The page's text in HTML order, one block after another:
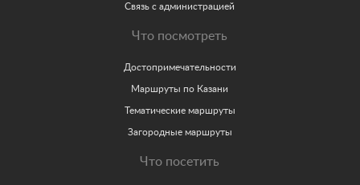
Связь с администрацией
Что посмотреть
Достопримечательности
Маршруты по Казани
Тематические маршруты
Загородные маршруты
Что посетить